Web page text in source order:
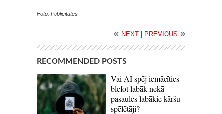
Foto: Publicitātes
« NEXT PREVIOUS »
RECOMMENDED POSTS
Vai AI spēj iemācīties
blefot labāk nekā
pasaules labākie kāršu
spēlētāji?